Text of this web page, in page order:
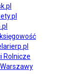
Rolnicze